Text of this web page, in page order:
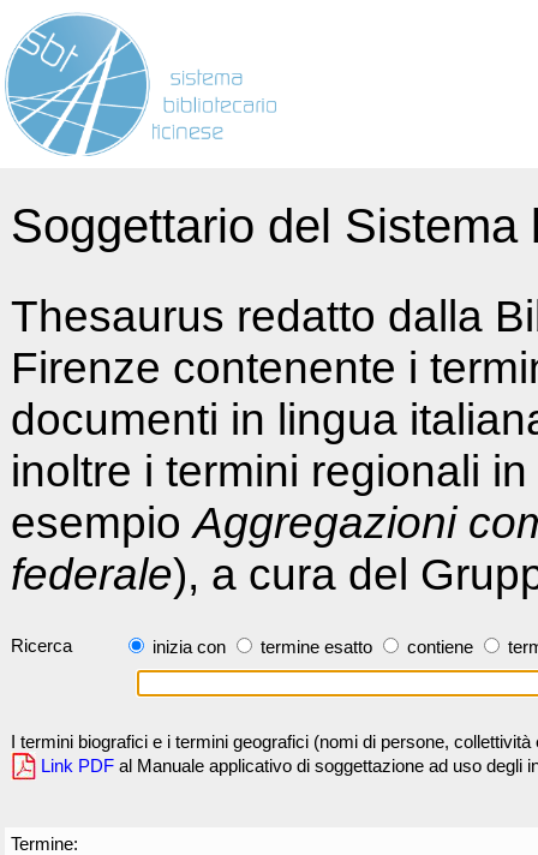
Soggettario del
Thesaurus redatto dalla
Firenze contenente i
documenti in lingua
inoltre i termini regionali
esempioAggregazioni
federale), a cura del
Ricerca inizia con termine esatto contiene
I termini biografici e i termini geografici (nomi di persone,
Link PDF al Manuale applicativo di soggettazione ad uso degli
Termine: